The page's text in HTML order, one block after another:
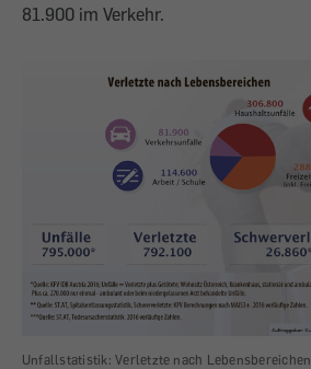
81.900 im Verkehr.
Unfallstatistik: Verletzte nach Lebensbereichen